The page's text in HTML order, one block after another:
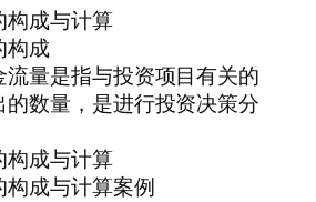
构成与计算
构成
量是指与投资项目有关的
数量，是进行投资决策分
构成与计算
成与计算案例